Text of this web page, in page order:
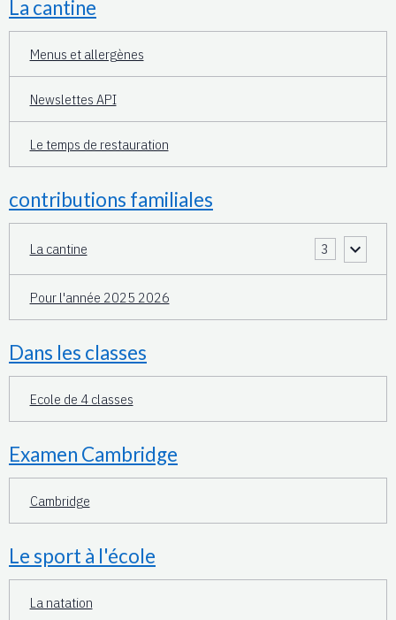
La cantine
Menus et allergènes
Newslettes API
Le temps de restauration
contributions familiales
La cantine 3
Pour l'année 2025 2026
Dans les classes
Ecole de 4 classes
Examen Cambridge
Cambridge
Le sport à l'école
La natation